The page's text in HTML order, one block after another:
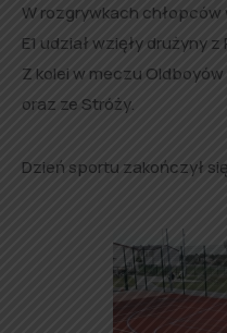
W rozgrywkach chłopców
E1 udział wzięły drużyny
Z kolei w meczu
oraz ze Stróży.
Dzień sportu zakończył